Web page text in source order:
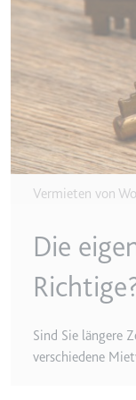
Vermieten von
Die
Sind Sie längere
verschiedene